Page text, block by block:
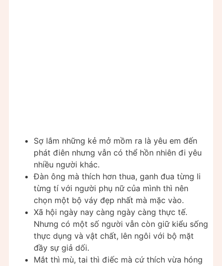
Sợ lắm những kẻ mở mồm ra là yêu em đến
phát điên nhưng vẫn có thể hồn nhiên đi yêu
nhiều người khác.
Đàn ông mà thích hơn thua, ganh đua từng li
từng tí với người phụ nữ của mình thì nên
chọn một bộ váy đẹp nhất mà mặc vào.
Xã hội ngày nay càng ngày càng thực tế.
Nhưng có một số người vẫn còn giữ kiểu sống
thực dụng và vật chất, lên ngôi với bộ mặt
đầy sự giả dối.
Mắt thì mù, tai thì điếc mà cứ thích vừa hóng